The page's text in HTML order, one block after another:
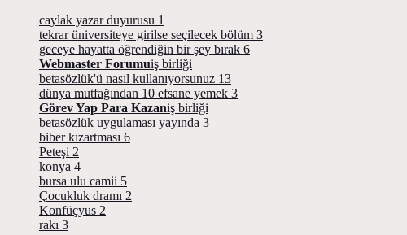
caylak yazar duyurusu 1
tekrar üniversiteye girilse seçilecek bölüm 3
geceye hayatta öğrendiğin bir şey bırak 6
Webmaster Forumuiş birliği
betasözlük'ü nasıl kullanıyorsunuz 13
dünya mutfağından 10 efsane yemek 3
Görev Yap Para Kazaniş birliği
betasözlük uygulaması yayında 3
biber kızartması 6
Peteşi 2
konya 4
bursa ulu camii 5
Çocukluk dramı 2
Konfüçyus 2
rakı 3